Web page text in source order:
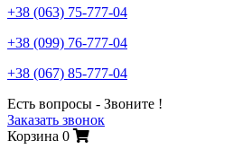
+38 (063) 75-777-04
+38 (099) 76-777-04
+38 (067) 85-777-04
Есть вопросы - Звоните !
Заказать звонок
Корзина 0